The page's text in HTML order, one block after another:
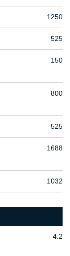
1250
525
150
800
525
1688
1032
4.2